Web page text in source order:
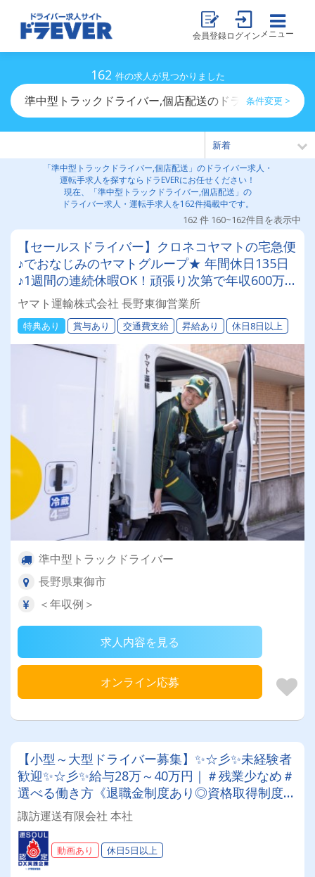
会員登録ログイン メニュー
162 件の求人が見つかりました
準中型トラックドライバー,個店配送のドライバー求人・
条件変更 >
「準中型トラックドライバー,個店配送」のドライバー求人・
運転手求人を探すならドラEVERにお任せください！
現在、「準中型トラックドライバー,個店配送」の
ドライバー求人・運転手求人を162件掲載中です。
162 件 160~162件目を表示中
【セールスドライバー】クロネコヤマトの宅急便
♪でおなじみのヤマトグループ★ 年間休日135日
♪1週間の連続休暇OK！頑張り次第で年収600万以
上も狙える！ プライベートを大切にしながらし
っかり稼げる環境です！
ヤマト運輸株式会社 長野東御営業所
特典あり 賞与あり 交通費支給 昇給あり 休日8日以上
準中型トラックドライバー
長野県東御市
＜年収例＞
求人内容を見る
オンライン応募
【小型～大型ドライバー募集】✨☆彡✨未経験者
歓迎✨☆彡✨給与28万～40万円｜＃残業少なめ＃
選べる働き方《退職金制度あり◎資格取得制度
◎》定着率抜群の安定企業で正社員として働きま
せんか？
諏訪運送有限会社 本社
動画あり 休日5日以上